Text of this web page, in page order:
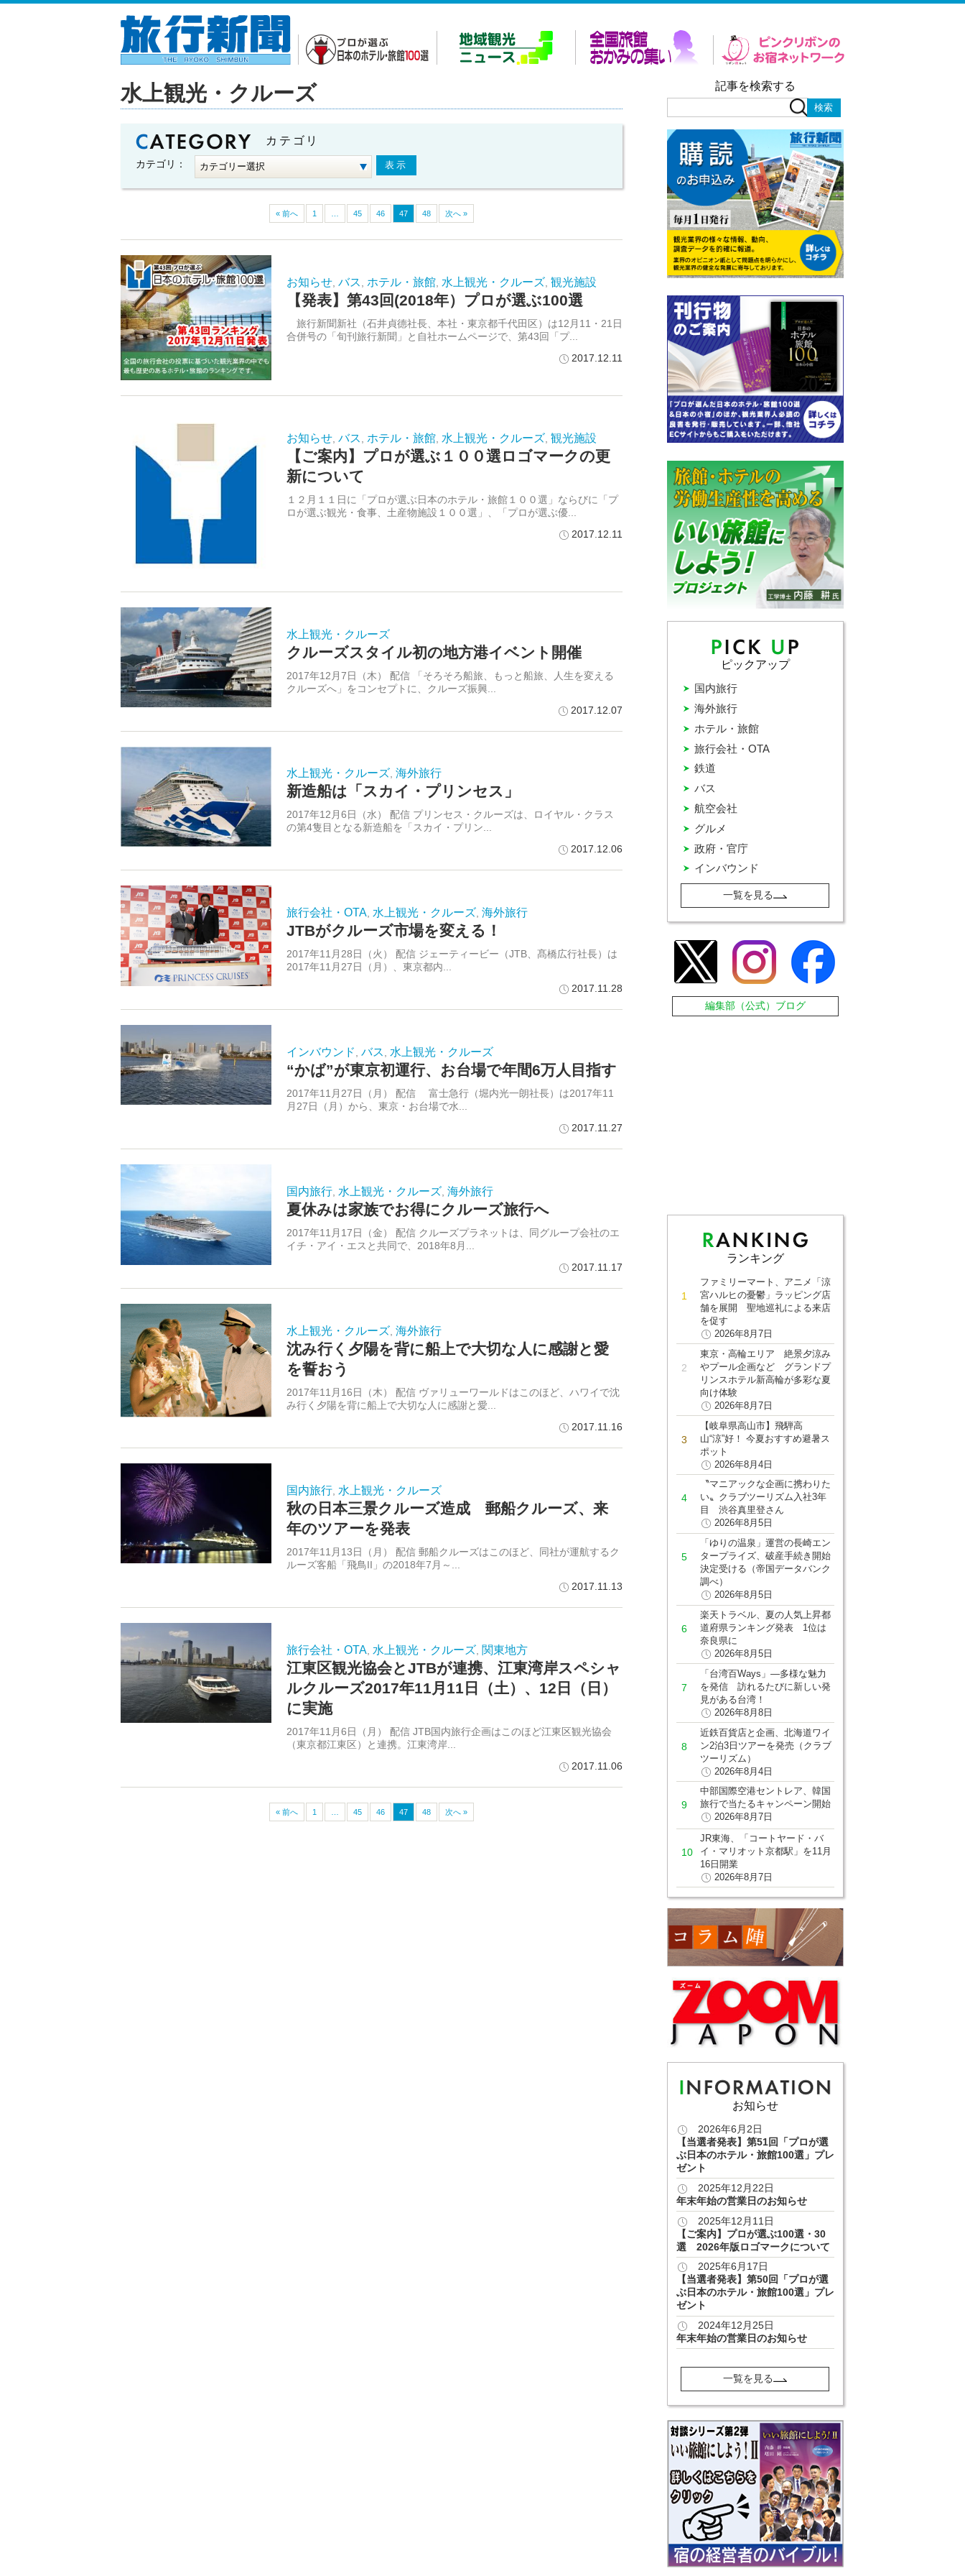
水上観光・クルーズ
カテゴリ
カテゴリ：
« 前へ 1 45 46 47 48 次へ »
お知らせ, バス ホテル・旅館, 水上観光・クルーズ 観光施設
【発表】第43回(2018年）プロが選ぶ100選
旅行新聞新社（石井貞德社長、本社・東京都千代田区）は12月11・21日
合併号の「旬刊旅行新聞」と自社ホームページで、第43回「プ...
2017.12.11
お知らせ, バス, ホテル・旅館, 水上観光・クルーズ, 観光施設
【ご案内】プロが選ぶ１００選ロゴマークの更
新について
１２月１１日に「プロが選ぶ日本のホテル・旅館１００選」ならびに「プ
ロが選ぶ観光・食事、土産物施設１００選」、「プロが選ぶ優...
2017.12.11
水上観光・クルーズ
クルーズスタイル初の地方港イベント開催
2017年12月7日（木） 配信 「そろそろ船旅、もっと船旅、人生を変える
クルーズへ」をコンセプトに、クルーズ振興...
2017.12.07
水上観光・クルーズ, 海外旅行
新造船は「スカイ・プリンセス」
2017年12月6日（水） 配信 プリンセス・クルーズは、ロイヤル・クラス
の第4隻目となる新造船を「スカイ・プリン...
2017.12.06
旅行会社・OTA, 水上観光・クルーズ, 海外旅行
JTBがクルーズ市場を変える！
2017年11月28日（火） 配信 ジェーティービー（JTB、髙橋広行社長）は
2017年11月27日（月）、東京都内...
2017.11.28
インバウンド バス 水上観光・クルーズ
“かば”が東京初運行、お台場で年間6万人目指す
2017年11月27日（月） 配信 富士急行（堀内光一朗社長）は2017年11
月27日（月）から、東京・お台場で水...
2017.11.27
国内旅行, 水上観光・クルーズ 海外旅行
夏休みは家族でお得にクルーズ旅行へ
2017年11月17日（金） 配信 クルーズプラネットは、同グループ会社のエ
イチ・アイ・エスと共同で、2018年8月...
2017.11.17
水上観光・クルーズ 海外旅行
沈み行く夕陽を背に船上で大切な人に感謝と愛
を誓おう
2017年11月16日（木） 配信 ヴァリューワールドはこのほど、ハワイで沈
み行く夕陽を背に船上で大切な人に感謝と愛...
2017.11.16
国内旅行, 水上観光・クルーズ
秋の日本三景クルーズ造成 郵船クルーズ、来
年のツアーを発表
2017年11月13日（月） 配信 郵船クルーズはこのほど、同社が運航するク
ルーズ客船「飛鳥II」の2018年7月～...
2017.11.13
旅行会社・OTA, 水上観光・クルーズ, 関東地方
江東区観光協会とJTBが連携、江東湾岸スペシャ
ルクルーズ2017年11月11日（土）、12日（日）
に実施
2017年11月6日（月） 配信 JTB国内旅行企画はこのほど江東区観光協会
（東京都江東区）と連携。江東湾岸...
2017.11.06
« 前へ 1 … 45 46 47 48 次へ »
記事を検索する
ピックアップ
インバウンド
グルメ
バス
ホテル・旅館
国内旅行
政府・官庁
旅行会社・OTA
海外旅行
航空会社
鉄道
一覧を見る
編集部（公式）ブログ
ランキング
ファミリーマート、アニメ「涼
宮ハルヒの憂鬱」ラッピング店
舗を展開 聖地巡礼による来店
を促す
2026年8月7日
東京・高輪エリア 絶景夕涼み
やプール企画など グランドプ
リンスホテル新高輪が多彩な夏
向け体験
2026年8月7日
【岐阜県高山市】飛騨高
山“涼”好！ 今夏おすすめ避暑ス
ポット
2026年8月4日
〝マニアックな企画に携わりた
い〟クラブツーリズム入社3年
目 渋谷真里登さん
2026年8月5日
「ゆりの温泉」運営の長崎エン
タープライズ、破産手続き開始
決定受ける（帝国データバンク
調べ）
2026年8月5日
楽天トラベル、夏の人気上昇都
道府県ランキング発表 1位は
奈良県に
2026年8月5日
「台湾百Ways」―多様な魅力
を発信 訪れるたびに新しい発
見がある台湾！
2026年8月8日
近鉄百貨店と企画、北海道ワイ
ン2泊3日ツアーを発売（クラブ
ツーリズム）
2026年8月4日
中部国際空港セントレア、韓国
旅行で当たるキャンペーン開始
2026年8月7日
JR東海、「コートヤード・バ
イ・マリオット京都駅」を11月
16日開業
2026年8月7日
お知らせ
2026年6月2日
【当選者発表】第51回「プロが選
ぶ日本のホテル・旅館100選」プレ
ゼント
2025年12月22日
年末年始の営業日のお知らせ
2025年12月11日
【ご案内】プロが選ぶ100選・30
選 2026年版ロゴマークについて
2025年6月17日
【当選者発表】第50回「プロが選
ぶ日本のホテル・旅館100選」プレ
ゼント
2024年12月25日
年末年始の営業日のお知らせ
一覧を見る